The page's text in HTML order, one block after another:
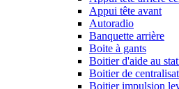
Appui tête avant
Autoradio
Banquette arrière
Boite à gants
Boitier d'aide au
Boitier de
Boitier impulsion